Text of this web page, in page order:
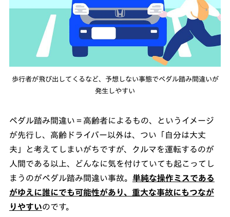
歩行者が飛び出してくるなど、予想しない事態でペダル踏み間違いが
発生しやすい
ペダル踏み間違い＝高齢者によるもの、というイメージ
が先行し、高齢ドライバー以外は、つい「自分は大丈
夫」と考えてしまいがちですが、クルマを運転するのが
人間である以上、どんなに気を付けていても起こってし
まうのがペダル踏み間違い事故。 単純な操作ミスである
がゆえに誰にでも可能性があり、重大な事故にもつなが
りやすいのです。